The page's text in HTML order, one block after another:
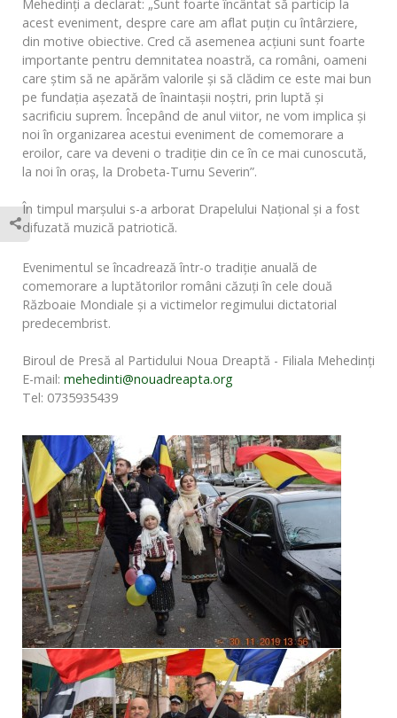
Mehedinți a declarat: „Sunt foarte încântat să particip la
acest eveniment, despre care am aflat puţin cu întârziere,
din motive obiective. Cred că asemenea acţiuni sunt foarte
importante pentru demnitatea noastră, ca români, oameni
care ştim să ne apărăm valorile şi să clădim ce este mai bun
pe fundaţia aşezată de înaintaşii noştri, prin luptă şi
sacrificiu suprem. Începând de anul viitor, ne vom implica şi
noi în organizarea acestui eveniment de comemorare a
eroilor, care va deveni o tradiţie din ce în ce mai cunoscută,
la noi în oraş, la Drobeta-Turnu Severin”.
În timpul marşului s-a arborat Drapelului Naţional şi a fost
difuzată muzică patriotică.
Evenimentul se încadrează într-o tradiţie anuală de
comemorare a luptătorilor români căzuţi în cele două
Războaie Mondiale și a victimelor regimului dictatorial
predecembrist.
Biroul de Presă al Partidului Noua Dreaptă - Filiala Mehedinţi
E-mail: mehedinti@nouadreapta.org
Tel: 0735935439